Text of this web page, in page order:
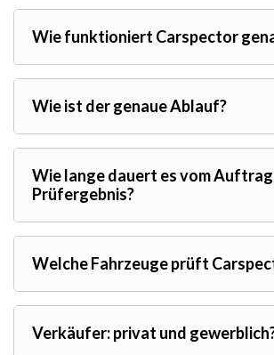
Wie funktioniert Carspector
Wie ist der genaue Ablauf?
Wie lange dauert es vom Auftrag
Prüfergebnis?
Welche Fahrzeuge prüft
Verkäufer: privat und